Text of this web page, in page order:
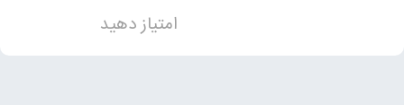
امتیاز دهید